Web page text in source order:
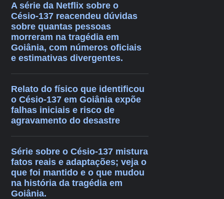
A série da Netflix sobre o
Césio-137 reacendeu dúvidas
sobre quantas pessoas
morreram na tragédia em
Goiânia, com números oficiais
e estimativas divergentes.
Relato do físico que identificou
o Césio-137 em Goiânia expõe
falhas iniciais e risco de
agravamento do desastre
Série sobre o Césio-137 mistura
fatos reais e adaptações; veja o
que foi mantido e o que mudou
na história da tragédia em
Goiânia.